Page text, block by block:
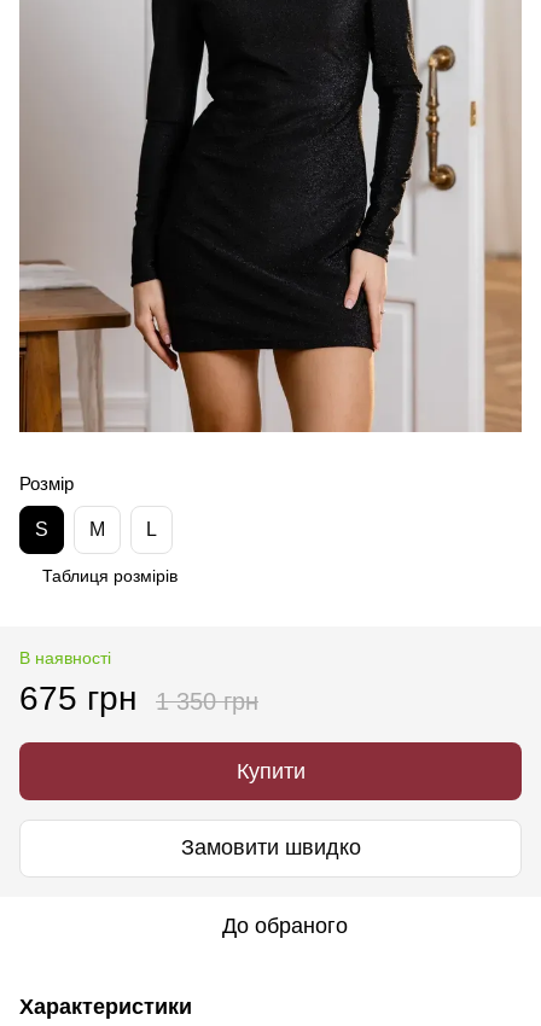
Розмір
S M L
Таблиця розмірів
В наявності
675 грн 1 350 грн
Купити
Замовити швидко
До обраного
Характеристики